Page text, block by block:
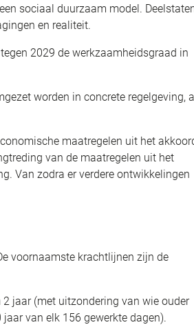
sociaal duurzaam model.
en realiteit.
2029 de werkzaamheidsgraad in
worden in concrete regelgeving,
maatregelen uit het
van de maatregelen uit het
Van zodra er verdere ontwikkelingen
voornaamste krachtlijnen zijn de
jaar (met uitzondering van wie ouder
van elk 156 gewerkte dagen).